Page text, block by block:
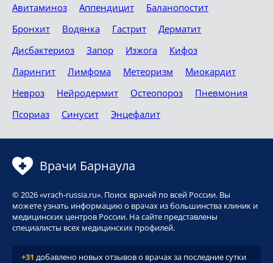
Авитаминоз Аппендицит
Баланопостит
Бронхит
Водянка Гастрит
Дерматит
Дисбактериоз
Запор Изжога
Кифоз
Ларингит
Лимфома Метеоризм
Миокардит
Невроз
Нейродермит Остеопороз
Пневмония
Псориаз
Синусит Энцефалит
Врачи Барнаула
© 2026 «vrach-russia.ru». Поиск врачей по всей России. Вы
можете узнать информацию о врачах из большинства клиник и
медицинских центров России. На сайте представлены
специалисты всех медицинских профилей.
+31 добавлено новых отзывов о врачах за последние сутки